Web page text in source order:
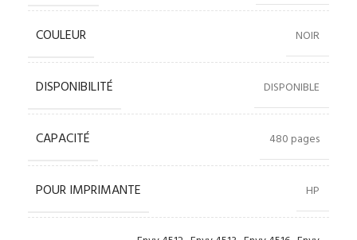
COULEUR NOIR
DISPONIBILITÉ DISPONIBLE
CAPACITÉ 480 pages
POUR IMPRIMANTE HP